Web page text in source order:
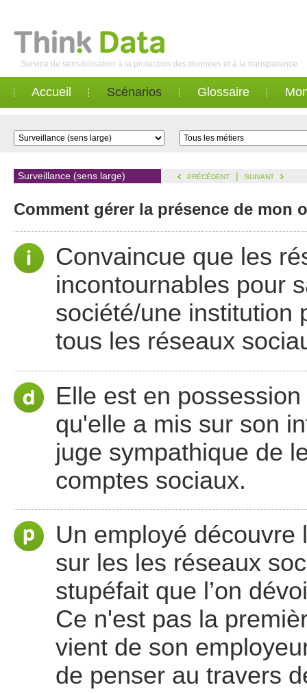
Service de sensibilisation à la protection des données et à la transparence
Accueil Scénarios Glossaire
Surveillance (sens large) PRÉCÉDENT | SUIVANT
Comment gérer la présence de mon
Convaincue que les
incontournables pour
société/une institution
tous les réseaux
Elle est en
qu'elle a mis sur son
juge sympathique de
comptes sociaux.
Un employé découvre
sur les les réseaux
stupéfait que l’on
Ce n'est pas la
vient de son
de penser au travers